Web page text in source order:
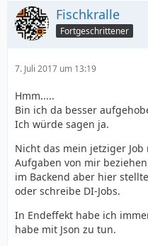
Fischkralle
Fortgeschrittener
7. Juli 2017 um 13:19
Hmm.....
Bin ich da besser
Ich würde sagen ja.
Nicht das mein jetziger
Aufgaben von mir
im Backend aber hier
oder schreibe DI-Jobs.
In Endeffekt habe ich
habe mit Json zu tun.